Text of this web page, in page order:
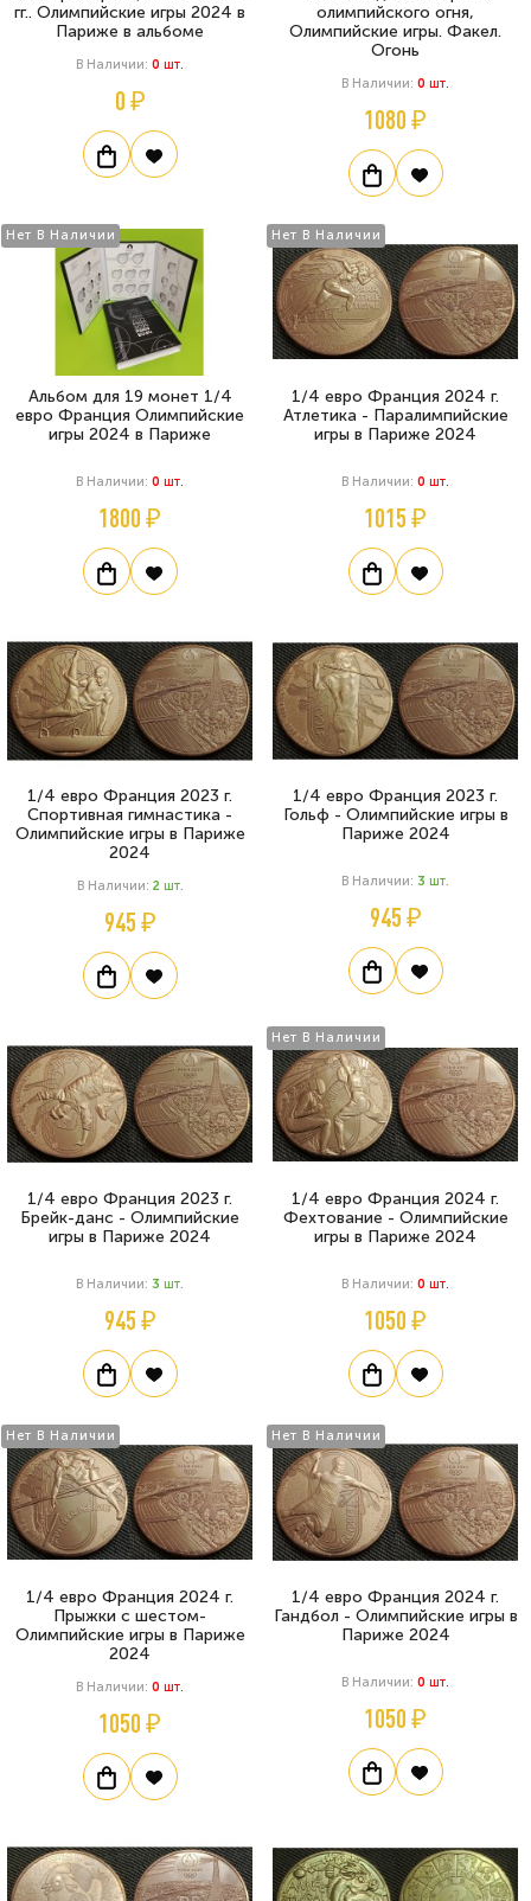
гг.. Олимпийские игры 2024 в
Париже в альбоме
В Наличии: 0 Шт.
0 ₽
олимпийского огня,
Олимпийские игры. Факел.
Огонь
В Наличии: 0 Шт.
1080 ₽
Нет В Наличии
Альбом для 19 монет 1/4
евро Франция Олимпийские
игры 2024 в Париже
В Наличии: 0 Шт.
1800 ₽
Нет В Наличии
1/4 евро Франция 2024 г.
Атлетика - Паралимпийские
игры в Париже 2024
В Наличии: 0 Шт.
1015 ₽
1/4 евро Франция 2023 г.
Спортивная гимнастика -
Олимпийские игры в Париже
2024
В Наличии: 2 Шт.
945 ₽
1/4 евро Франция 2023 г.
Гольф - Олимпийские игры в
Париже 2024
В Наличии: 3 Шт.
945 ₽
1/4 евро Франция 2023 г.
Брейк-данс - Олимпийские
игры в Париже 2024
В Наличии: 3 Шт.
945 ₽
Нет В Наличии
1/4 евро Франция 2024 г.
Фехтование - Олимпийские
игры в Париже 2024
В Наличии: 0 Шт.
1050 ₽
Нет В Наличии
1/4 евро Франция 2024 г.
Прыжки с шестом-
Олимпийские игры в Париже
2024
В Наличии: 0 Шт.
1050 ₽
Нет В Наличии
1/4 евро Франция 2024 г.
Гандбол - Олимпийские игры в
Париже 2024
В Наличии: 0 Шт.
1050 ₽